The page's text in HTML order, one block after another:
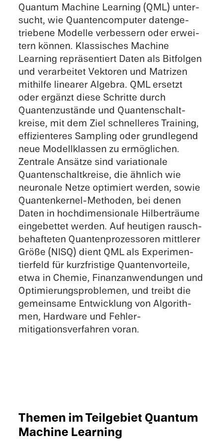
Quantum Machine Learning (QML) unter­
sucht, wie Quanten­com­pu­ter daten­ge­
trie­bene Modelle verbes­sern oder erwei­
tern können. Klassi­sches Machine
Learning reprä­sen­tiert Daten als Bitfol­gen
und verar­bei­tet Vekto­ren und Matri­zen
mithilfe linea­rer Algebra. QML ersetzt
oder ergänzt diese Schritte durch
Quanten­zu­stände und Quanten­schalt­
kreise, mit dem Ziel schnel­le­res Training,
effizi­en­te­res Sampling oder grund­le­gend
neue Modell­klas­sen zu ermög­li­chen.
Zentrale Ansätze sind varia­tio­nale
Quanten­schalt­kreise, die ähnlich wie
neuro­nale Netze optimiert werden, sowie
Quanten­ker­nel-Metho­den, bei denen
Daten in hochdi­men­sio­nale Hilber­träume
einge­bet­tet werden. Auf heuti­gen rausch­
be­haf­te­ten Quanten­pro­zes­so­ren mittle­rer
Größe (NISQ) dient QML als Experi­men­
tier­feld für kurzfris­tige Quanten­vor­teile,
etwa in Chemie, Finanz­an­wen­dun­gen und
Optimie­rungs­pro­ble­men, und treibt die
gemein­same Entwick­lung von Algorith­
men, Hardware und Fehler­
mitigationsverfahren voran.
Themen im Teilgebiet Quantum
Machine Learning